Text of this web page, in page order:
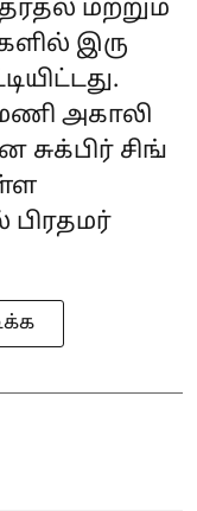
மற்றும்
இரு
அகாலி
சிங்